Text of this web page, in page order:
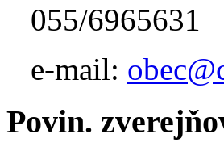
055/6965631
e-mail:
Povin.